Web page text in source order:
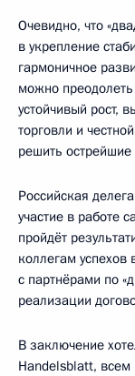
Очевидно, что
в укрепление
гармоничное
можно
устойчивый рост,
торговли и
решить
Российская
участие в работе
пройдёт
коллегам
с партнёрами по
реализации
В заключение
Handelsblatt, всем